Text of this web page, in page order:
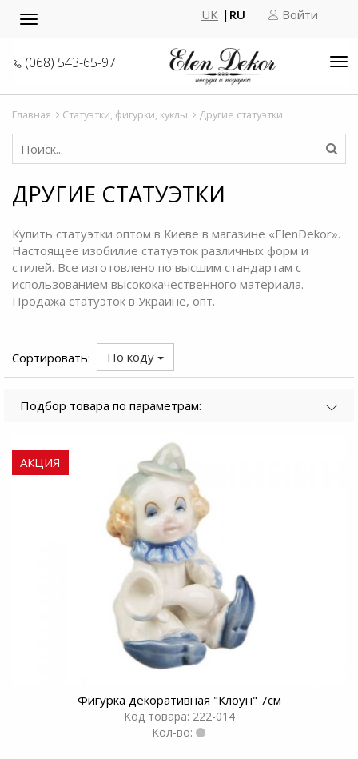
Toggle
UK RU Войти
(068) 543-65-97
Главная Статуэтки, фигурки, куклы Другие статуэтки
ДРУГИЕ СТАТУЭТКИ
Купить статуэтки оптом в Киеве в магазине «ElenDekor».
Настоящее изобилие статуэток различных форм и
стилей. Все изготовлено по высшим стандартам с
использованием высококачественного материала.
Продажа статуэток в Украине, опт.
Сортировать: По коду
Подбор товара по параметрам:
АКЦИЯ
Фигурка декоративная "Клоун" 7см
Код товара: 222-014
Кол-во: